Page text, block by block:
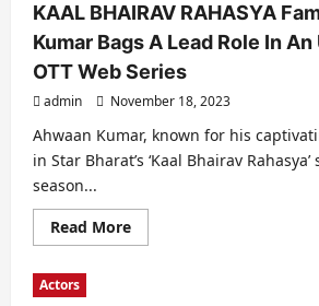
Himself
In
Horror
Comedy
Film
BHOOTNI
KAAL BHAIRAV RAHASYA
Kumar Bags A Lead Role In
OTT Web Series
admin November 18, 2023
Ahwaan Kumar, known for his
in Star Bharat’s ‘Kaal Bhairav
season...
Read MoreRead
more
Actors